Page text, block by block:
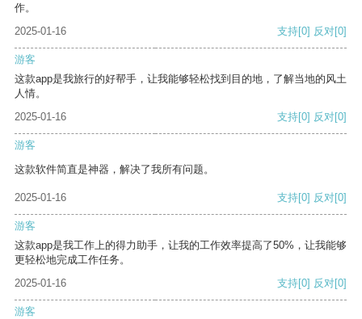
作。
2025-01-16
支持[0] 反对[0]
游客
这款app是我旅行的好帮手，让我能够轻松找到目的地，了解当地的风土
人情。
2025-01-16
支持[0] 反对[0]
游客
这款软件简直是神器，解决了我所有问题。
2025-01-16 支持[0] 反对[0]
游客
这款app是我工作上的得力助手，让我的工作效率提高了50%，让我能够
更轻松地完成工作任务。
2025-01-16
支持[0] 反对[0]
游客